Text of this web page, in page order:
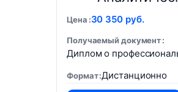
Цена 30 350 руб.
Получаемый документ
Диплом о
Формат Дистанционно